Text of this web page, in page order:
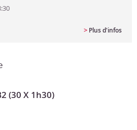
> Plus d'infos
(30 X 1h30)